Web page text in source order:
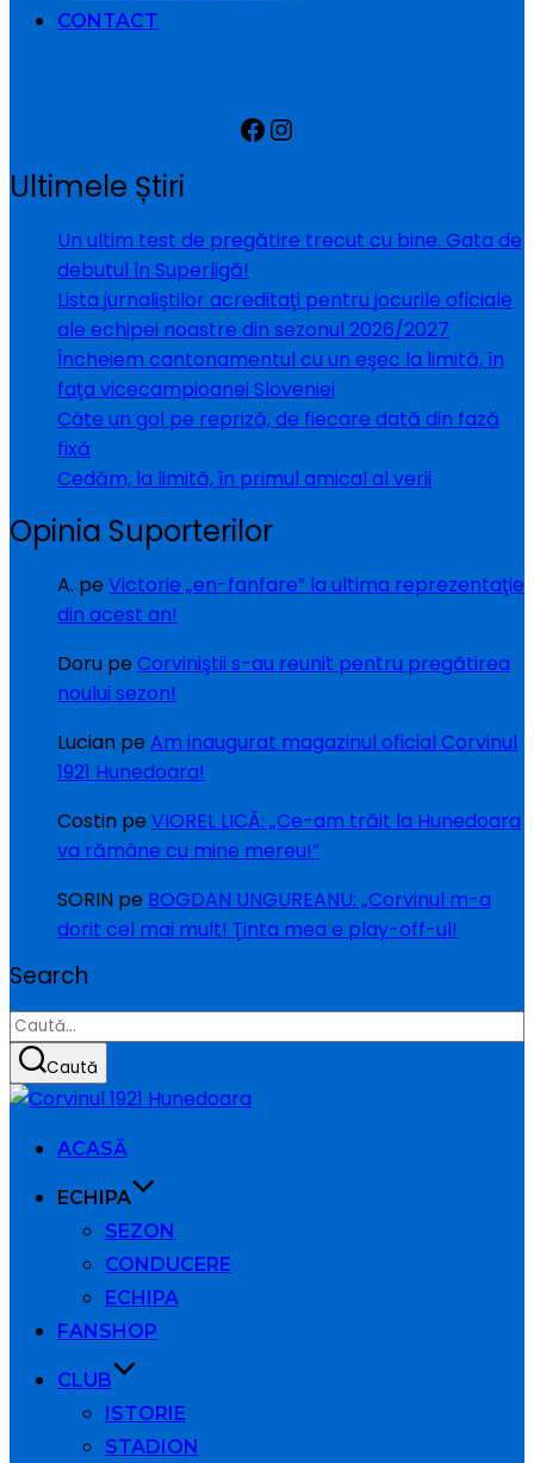
CONTACT
Facebook
Instagram
Ultimele Știri
Un ultim test de pregătire trecut cu bine. Gata de
debutul în Superligă!
Lista jurnaliştilor acreditaţi pentru jocurile oficiale
ale echipei noastre din sezonul 2026/2027
Încheiem cantonamentul cu un eşec la limită, în
faţa vicecampioanei Sloveniei
Câte un gol pe repriză, de fiecare dată din fază
fixă
Cedăm, la limită, în primul amical al verii
Opinia Suporterilor
A. peVictorie „en-fanfare” la ultima reprezentaţie
din acest an!
Doru peCorviniştii s-au reunit pentru pregătirea
noului sezon!
Lucian peAm inaugurat magazinul oficial Corvinul
1921 Hunedoara!
Costin peVIOREL LICĂ: „Ce-am trăit la Hunedoara
va rămâne cu mine mereu!”
SORIN pe BOGDAN UNGUREANU: „Corvinul m-a
dorit cel mai mult! Ţinta mea e play-off-ul!
Search
Caută
după:
Caută
Sari
conținutACASĂ
ECHIPA
SEZON
CONDUCERE
ECHIPA
FANSHOP
CLUB
ISTORIE
STADION